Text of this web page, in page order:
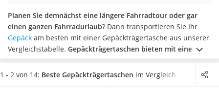
E-Bike-Dreirad
Trekkingschuhe Herren
Reisetasche mit Rollen
Klimmzugstation
Koffer
Nachtsichtgerät
Planen Sie demnächst eine längere Fahrradtour oder gar
einen ganzen Fahrradurlaub? Dann transportieren Sie Ihr
Gepäck am besten mit einer Gepäckträgertasche aus unserer
Vergleichstabelle. Gepäckträgertaschen bieten mit einem
Volumen von bis zu 24 Litern ausreichend Platz für Kleidung
und Proviantund werden meist in Zweier-Sets angeboten.
1 - 2 von 14: Beste Gepäckträgertaschen im Vergleich